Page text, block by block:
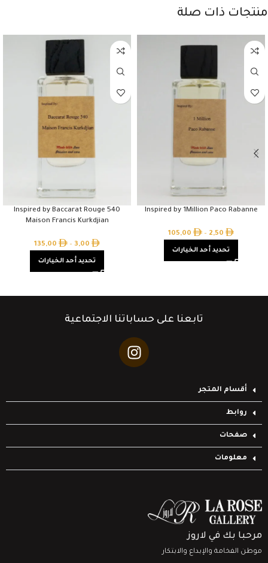
منتجات ذات صلة
Inspired by 1Million Paco Rabanne
2,50
–
105,00
تحديد أحد الخيارات
Inspired by Baccarat Rouge 540
Maison Francis Kurkdjian
3,00
–
135,00
تحديد أحد الخيارات
تابعنا على حساباتنا الاجتماعية
أقسام المتجر
روابط
صفحات
معلومات
مرحبا بك في لاروز
موطن الفخامة والإبداع والابتكار